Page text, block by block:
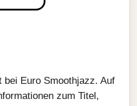
bei Euro Smoothjazz. Auf
zum Titel,